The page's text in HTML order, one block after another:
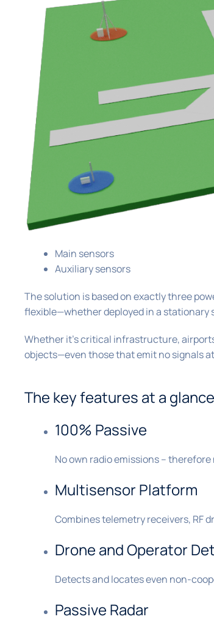
Main sensors
Auxiliary sensors
The solution is based on exactly three
flexible—whether deployed in a stationary
Whether it’s critical infrastructure,
objects—even those that emit no signals
The key features at a
100% Passive
No own radio emissions –
Multisensor Platform
Combines telemetry receivers, RF
Drone and Operator
Detects and locates even non-
Passive Radar